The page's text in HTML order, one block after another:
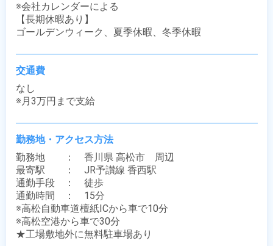
※会社カレンダーによる
【長期休暇あり】
ゴールデンウィーク、夏季休暇、冬季休暇
交通費
なし
※月3万円まで支給
勤務地・アクセス方法
勤務地　　：　香川県 高松市　周辺
最寄駅　　：　JR予讃線 香西駅
通勤手段　：　徒歩
通勤時間　：　15分
※高松自動車道檀紙ICから車で10分
※高松空港から車で30分
★工場敷地外に無料駐車場あり